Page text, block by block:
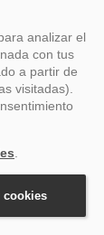
San
2
de Desarrollo